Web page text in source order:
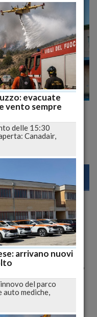
Pescara
30
10:30
(Arta Abruzzo) ha
progetto di
d'Abruzzo,
di volo. Il parere positivo
dei dati e delle
sulla verifica di
rispetto alle prescrizioni
evacuate
vento sempre
delle 15:30
Canadair,
arrivano nuovi
del parco
auto mediche,